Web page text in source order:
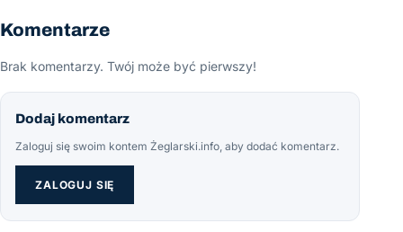
Komentarze
Brak komentarzy. Twój może być pierwszy!
Dodaj komentarz
Zaloguj się swoim kontem Żeglarski.info, aby dodać komentarz.
ZALOGUJ SIĘ